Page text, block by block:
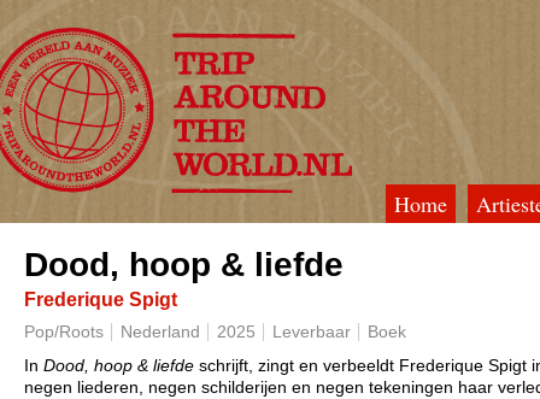
Home
Dood, hoop & liefde
Frederique Spigt
Pop/Roots Nederland 2025 Leverbaar
Boek
In Dood, hoop & liefde schrijft, zingt en verbeeldt Frederique Spigt
negen liederen, negen schilderijen en negen tekeningen haar